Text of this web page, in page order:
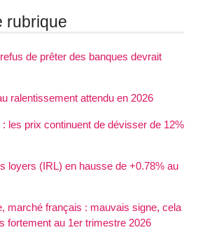
rubrique
de prêter des banques devrait
ralentissement attendu en 2026
les prix continuent de dévisser de 12%
loyers (IRL) en hausse de +0.78% au
marché français : mauvais signe, cela
fortement au 1er trimestre 2026